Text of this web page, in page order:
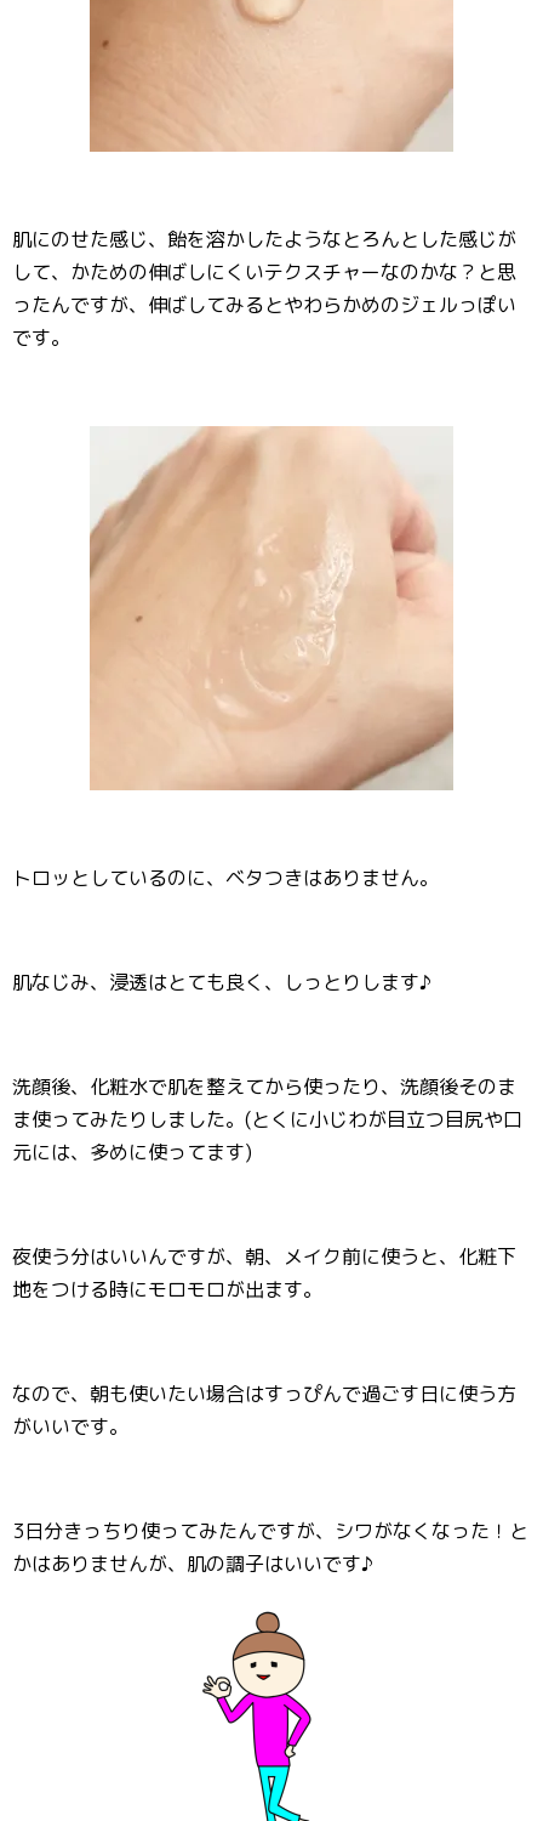
肌にのせた感じ、飴を溶かしたようなとろんとした感じが
して、かための伸ばしにくいテクスチャーなのかな？と思
ったんですが、伸ばしてみるとやわらかめのジェルっぽい
です。
トロッとしているのに、ベタつきはありません。
肌なじみ、浸透はとても良く、しっとりします♪
洗顔後、化粧水で肌を整えてから使ったり、洗顔後そのま
ま使ってみたりしました。(とくに小じわが目立つ目尻や口
元には、多めに使ってます)
夜使う分はいいんですが、朝、メイク前に使うと、化粧下
地をつける時にモロモロが出ます。
なので、朝も使いたい場合はすっぴんで過ごす日に使う方
がいいです。
3日分きっちり使ってみたんですが、シワがなくなった！と
かはありませんが、肌の調子はいいです♪